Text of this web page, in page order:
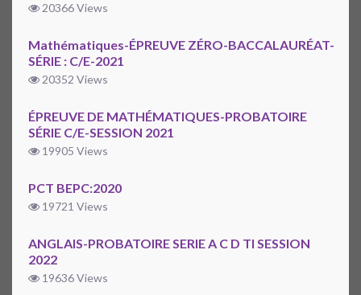
20366 Views
Mathématiques-ÉPREUVE ZÉRO-BACCALAURÉAT-
SÉRIE : C/E-2021
20352 Views
ÉPREUVE DE MATHÉMATIQUES-PROBATOIRE
SÉRIE C/E-SESSION 2021
19905 Views
PCT BEPC:2020
19721 Views
ANGLAIS-PROBATOIRE SERIE A C D TI SESSION
2022
19636 Views